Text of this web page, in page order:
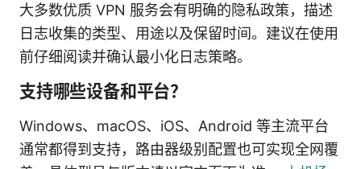
大多数优质 VPN 服务会有明确的隐私政策，描述
日志收集的类型、用途以及保留时间。建议在使用
前仔细阅读并确认最小化日志策略。
支持哪些设备和平台？
Windows、macOS、iOS、Android 等主流平台
通常都得到支持，路由器级别配置也可实现全网覆